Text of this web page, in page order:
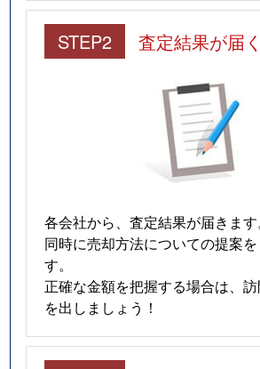
STEP2 査定結果が届く
各会社から、査定結果が届きます
同時に売却方法についての提案
す。
正確な金額を把握する場合は、
を出しましょう！